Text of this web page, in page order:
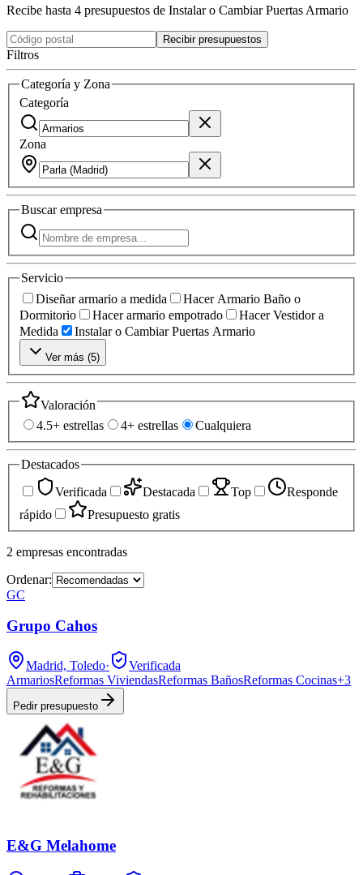
Recibe hasta 4 presupuestos de Instalar o Cambiar Puertas Armario
Recibir presupuestos
Filtros
Categoría y Zona
Categoría
Zona
Buscarempresa
Servicio
Diseñar armario a medida
Hacer Armario Baño o
Dormitorio
Hacer armario empotrado
Hacer Vestidor a
Medida
Instalar o Cambiar Puertas Armario
Ver más (5)
Valoración
4.5+ estrellas
4+ estrellas Cualquiera
Destacados
Verificada
Destacada Top
Responde
rápido
Presupuesto gratis
2 empresas encontradas
Ordenar:
GC
Grupo Cahos
Madrid, Toledo·
Verificada
ArmariosReformas ViviendasReformas BañosReformas Cocinas+3
Pedir presupuesto
E&G Melahome